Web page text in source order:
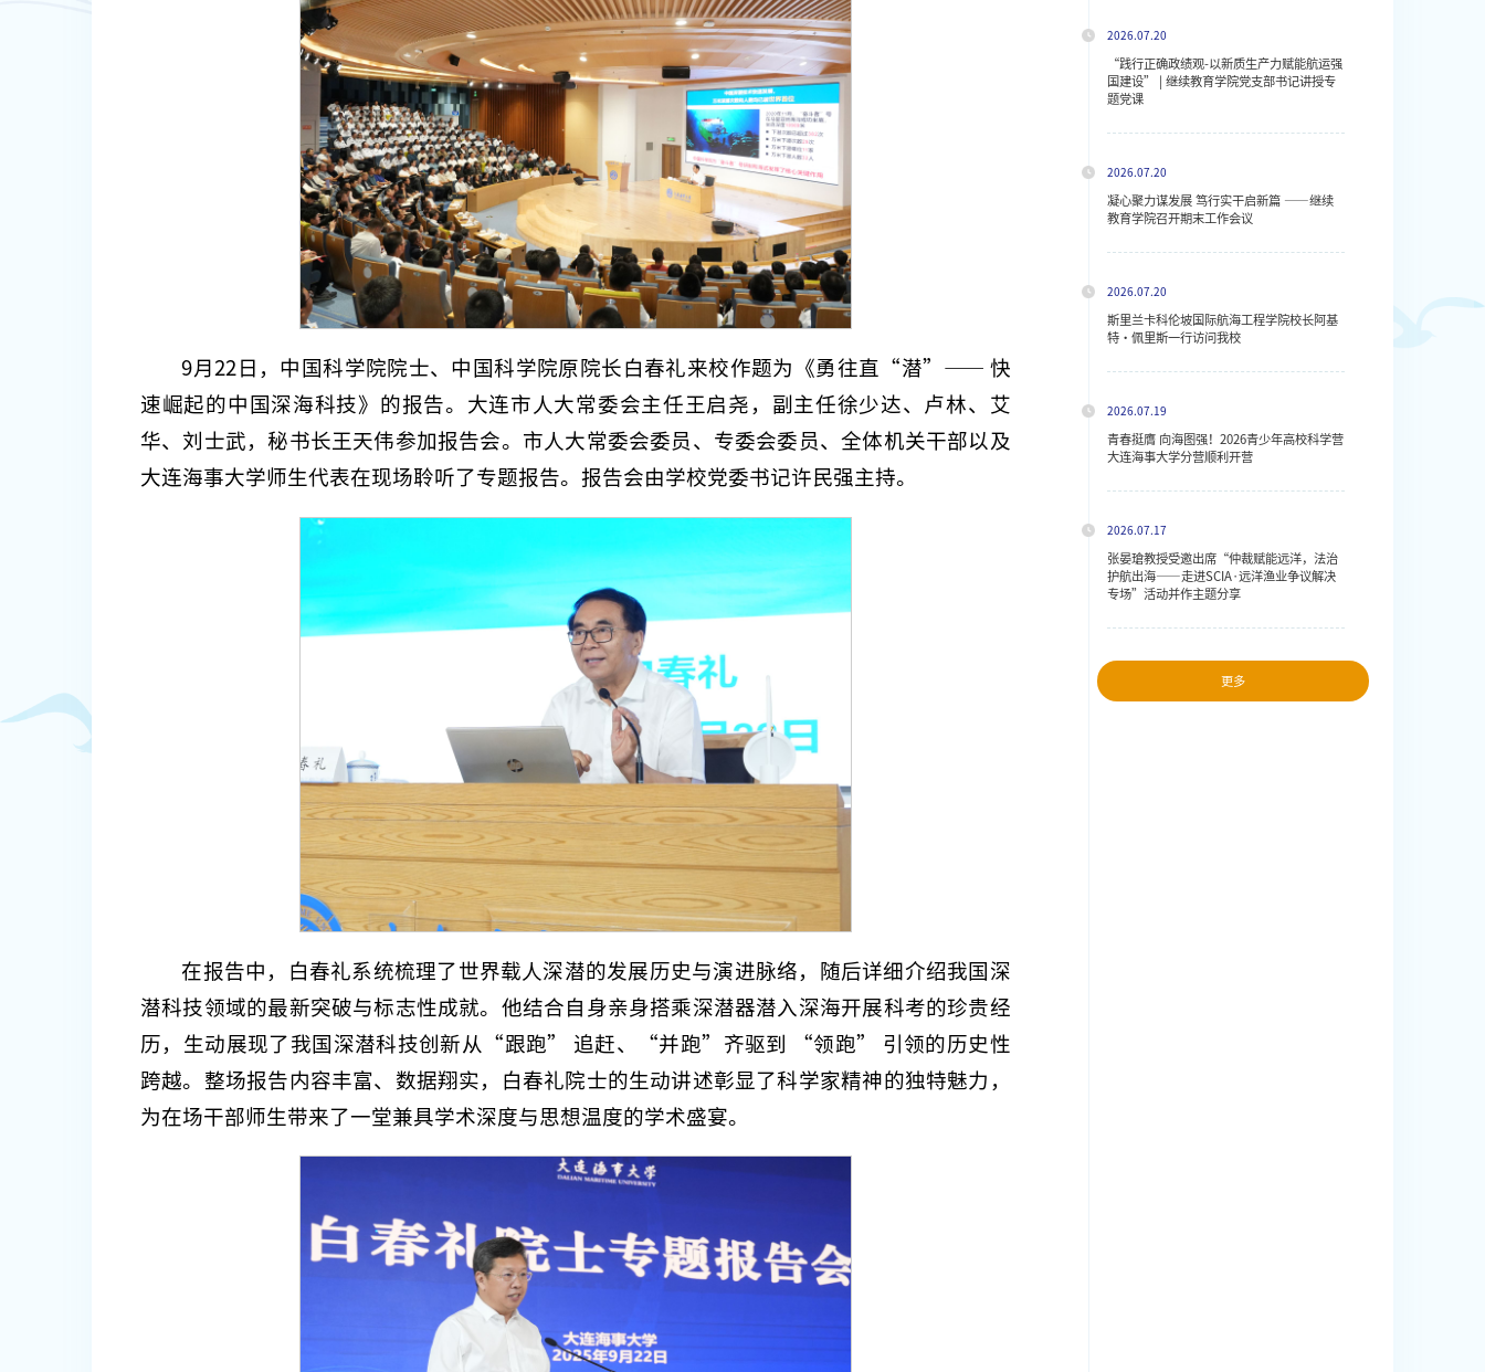
9月22日，中国科学院院士、中国科学院原院长白春礼来校作题为《勇往直“潜”—— 快
速崛起的中国深海科技》的报告。大连市人大常委会主任王启尧，副主任徐少达、卢林、艾
华、刘士武，秘书长王天伟参加报告会。市人大常委会委员、专委会委员、全体机关干部以及
大连海事大学师生代表在现场聆听了专题报告。报告会由学校党委书记许民强主持。
在报告中，白春礼系统梳理了世界载人深潜的发展历史与演进脉络，随后详细介绍我国深
潜科技领域的最新突破与标志性成就。他结合自身亲身搭乘深潜器潜入深海开展科考的珍贵经
历，生动展现了我国深潜科技创新从“跟跑” 追赶、“并跑”齐驱到 “领跑” 引领的历史性
跨越。整场报告内容丰富、数据翔实，白春礼院士的生动讲述彰显了科学家精神的独特魅力，
为在场干部师生带来了一堂兼具学术深度与思想温度的学术盛宴。
2026.07.20
“践行正确政绩观-以新质生产力赋能航运强
国建设” | 继续教育学院党支部书记讲授专
题党课
2026.07.20
凝心聚力谋发展 笃行实干启新篇 ——继续
教育学院召开期末工作会议
2026.07.20
斯里兰卡科伦坡国际航海工程学院校长阿基
特・佩里斯一行访问我校
2026.07.19
青春挺膺 向海图强！2026青少年高校科学营
大连海事大学分营顺利开营
2026.07.17
张晏瑲教授受邀出席“仲裁赋能远洋，法治
护航出海——走进SCIA·远洋渔业争议解决
专场”活动并作主题分享
更多